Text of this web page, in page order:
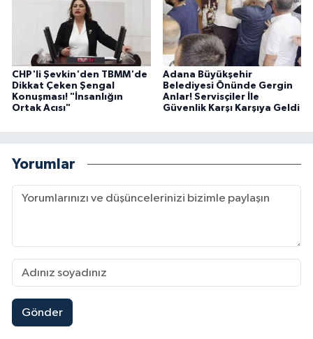
CHP'li Şevkin'den TBMM'de
Dikkat Çeken Şengal
Konuşması! "İnsanlığın
Ortak Acısı"
Adana Büyükşehir
Belediyesi Önünde Gergin
Anlar! Servisçiler İle
Güvenlik Karşı Karşıya Geldi
Yorumlar
Gönder